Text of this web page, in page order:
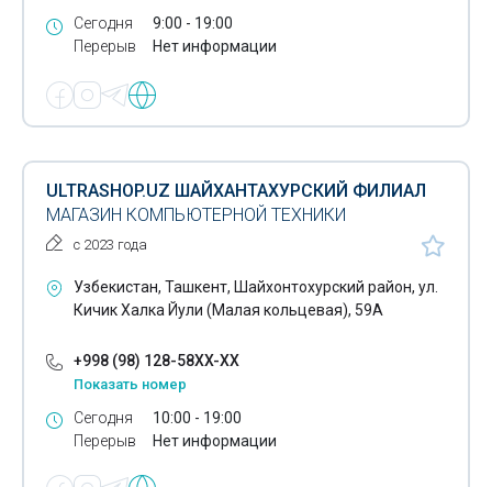
Сегодня
Перерыв
9:00 - 19:00
Нет информации
ULTRASHOP.UZ ШАЙХАНТАХУРСКИЙ ФИЛИАЛ
МАГАЗИН КОМПЬЮТЕРНОЙ ТЕХНИКИ
с 2023 года
Узбекистан, Ташкент, Шайхонтохурский район, ул.
Кичик Халка Йули (Малая кольцевая), 59А
+998 (98) 128-58XX-XX
Показать номер
Сегодня
Перерыв
10:00 - 19:00
Нет информации